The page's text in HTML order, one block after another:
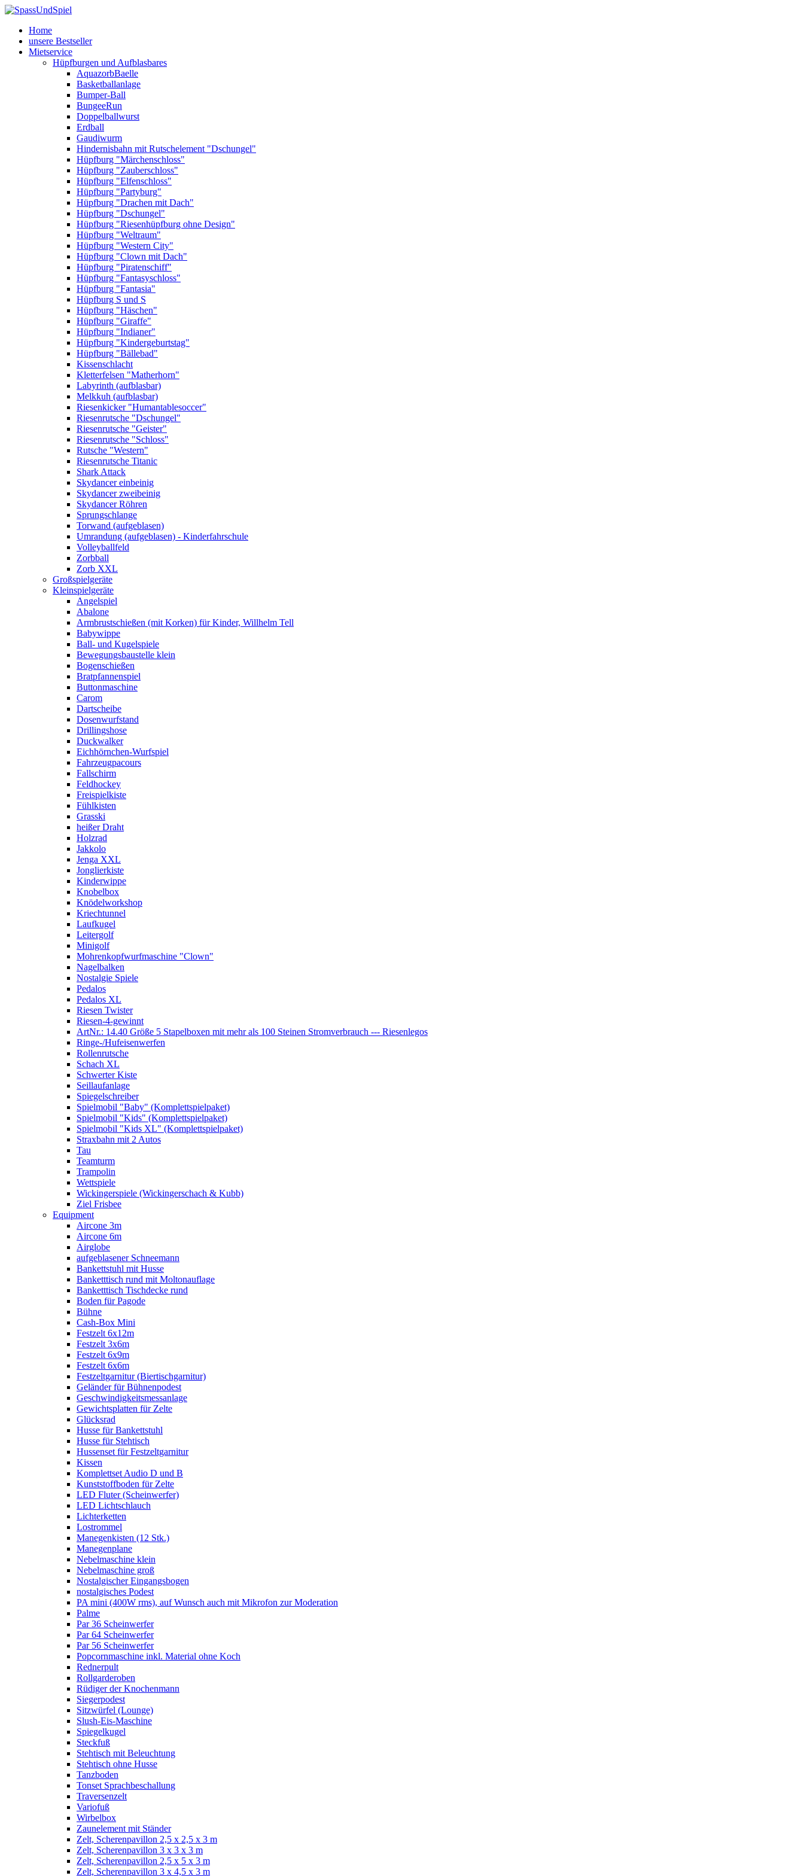
Home
unsere Bestseller
Mietservice
Hüpfburgen und Aufblasbares
AquazorbBaelle
Basketballanlage
Bumper-Ball
BungeeRun
Doppelballwurst
Erdball
Gaudiwurm
Hindernisbahn mit Rutschelement "Dschungel"
Hüpfburg "Märchenschloss"
Hüpfburg "Zauberschloss"
Hüpfburg "Elfenschloss"
Hüpfburg "Partyburg"
Hüpfburg "Drachen mit Dach"
Hüpfburg "Dschungel"
Hüpfburg "Riesenhüpfburg ohne Design"
Hüpfburg "Weltraum"
Hüpfburg "Western City"
Hüpfburg "Clown mit Dach"
Hüpfburg "Piratenschiff"
Hüpfburg "Fantasyschloss"
Hüpfburg "Fantasia"
Hüpfburg S und S
Hüpfburg "Häschen"
Hüpfburg "Giraffe"
Hüpfburg "Indianer"
Hüpfburg "Kindergeburtstag"
Hüpfburg "Bällebad"
Kissenschlacht
Kletterfelsen "Matherhorn"
Labyrinth (aufblasbar)
Melkkuh (aufblasbar)
Riesenkicker "Humantablesoccer"
Riesenrutsche "Dschungel"
Riesenrutsche "Geister"
Riesenrutsche "Schloss"
Rutsche "Western"
Riesenrutsche Titanic
Shark Attack
Skydancer einbeinig
Skydancer zweibeinig
Skydancer Röhren
Sprungschlange
Torwand (aufgeblasen)
Umrandung (aufgeblasen) - Kinderfahrschule
Volleyballfeld
Zorbball
Zorb XXL
Großspielgeräte
Kleinspielgeräte
Angelspiel
Abalone
Armbrustschießen (mit Korken) für Kinder, Willhelm Tell
Babywippe
Ball- und Kugelspiele
Bewegungsbaustelle klein
Bogenschießen
Bratpfannenspiel
Buttonmaschine
Carom
Dartscheibe
Dosenwurfstand
Drillingshose
Duckwalker
Eichhörnchen-Wurfspiel
Fahrzeugpacours
Fallschirm
Feldhockey
Freispielkiste
Fühlkisten
Grasski
heißer Draht
Holzrad
Jakkolo
Jenga XXL
Jonglierkiste
Kinderwippe
Knobelbox
Knödelworkshop
Kriechtunnel
Laufkugel
Leitergolf
Minigolf
Mohrenkopfwurfmaschine "Clown"
Nagelbalken
Nostalgie Spiele
Pedalos
Pedalos XL
Riesen Twister
Riesen-4-gewinnt
ArtNr.: 14.40 Größe 5 Stapelboxen mit mehr als 100 Steinen Stromverbrauch --- Riesenlegos
Ringe-/Hufeisenwerfen
Rollenrutsche
Schach XL
Schwerter Kiste
Seillaufanlage
Spiegelschreiber
Spielmobil "Baby" (Komplettspielpaket)
Spielmobil "Kids" (Komplettspielpaket)
Spielmobil "Kids XL" (Komplettspielpaket)
Straxbahn mit 2 Autos
Tau
Teamturm
Trampolin
Wettspiele
Wickingerspiele (Wickingerschach & Kubb)
Ziel Frisbee
Equipment
Aircone 3m
Aircone 6m
Airglobe
aufgeblasener Schneemann
Bankettstuhl mit Husse
Banketttisch rund mit Moltonauflage
Banketttisch Tischdecke rund
Boden für Pagode
Bühne
Cash-Box Mini
Festzelt 6x12m
Festzelt 3x6m
Festzelt 6x9m
Festzelt 6x6m
Festzeltgarnitur (Biertischgarnitur)
Geländer für Bühnenpodest
Geschwindigkeitsmessanlage
Gewichtsplatten für Zelte
Glücksrad
Husse für Bankettstuhl
Husse für Stehtisch
Hussenset für Festzeltgarnitur
Kissen
Komplettset Audio D und B
Kunststoffboden für Zelte
LED Fluter (Scheinwerfer)
LED Lichtschlauch
Lichterketten
Lostrommel
Manegenkisten (12 Stk.)
Manegenplane
Nebelmaschine klein
Nebelmaschine groß
Nostalgischer Eingangsbogen
nostalgisches Podest
PA mini (400W rms), auf Wunsch auch mit Mikrofon zur Moderation
Palme
Par 36 Scheinwerfer
Par 64 Scheinwerfer
Par 56 Scheinwerfer
Popcornmaschine inkl. Material ohne Koch
Rednerpult
Rollgarderoben
Rüdiger der Knochenmann
Siegerpodest
Sitzwürfel (Lounge)
Slush-Eis-Maschine
Spiegelkugel
Steckfuß
Stehtisch mit Beleuchtung
Stehtisch ohne Husse
Tanzboden
Tonset Sprachbeschallung
Traversenzelt
Variofuß
Wirbelbox
Zaunelement mit Ständer
Zelt, Scherenpavillon 2,5 x 2,5 x 3 m
Zelt, Scherenpavillon 3 x 3 x 3 m
Zelt, Scherenpavillon 2,5 x 5 x 3 m
Zelt, Scherenpavillon 3 x 4,5 x 3 m